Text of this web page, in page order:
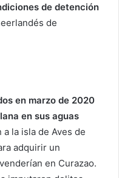
de detención
de
en marzo de 2020
en sus aguas
la isla de Aves de
adquirir un
en Curazao.